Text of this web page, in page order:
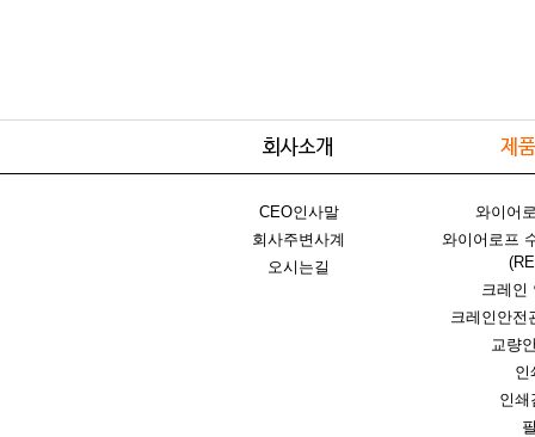
CEO인사말
회사주변사계
오시는길
와이어
와이어로프
크레인
크레인안전
교량
인
인쇄